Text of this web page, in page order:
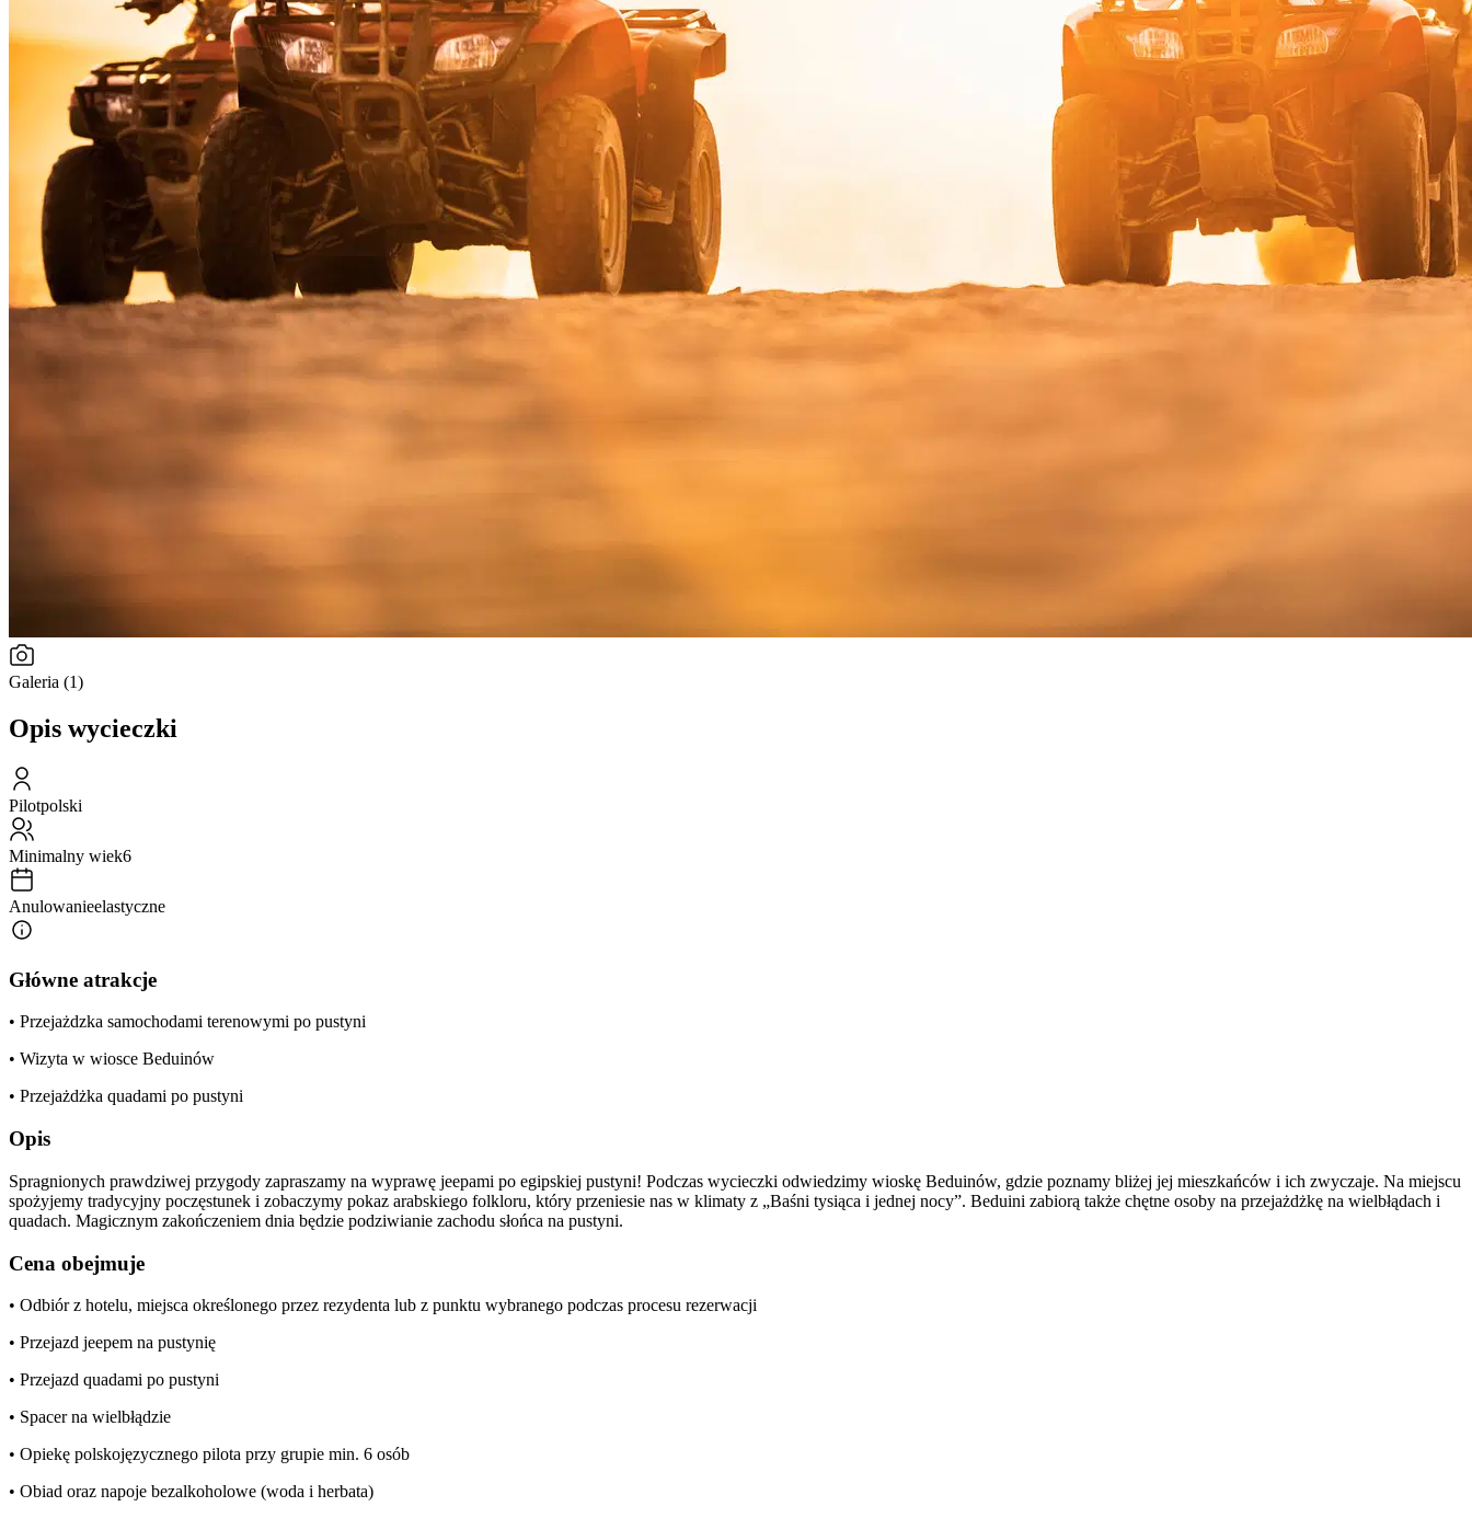
Galeria (1)
Opis wycieczki
Pilotpolski
Minimalny wiek6
Anulowanieelastyczne
Główne atrakcje
• Przejażdzka samochodami terenowymi po pustyni
• Wizyta w wiosce Beduinów
• Przejażdżka quadami po pustyni
Opis
Spragnionych prawdziwej przygody zapraszamy na wyprawę jeepami po egipskiej pustyni! Podczas wycieczki odwiedzimy wioskę Beduinów, gdzie poznamy bliżej jej mieszkańców i ich zwyczaje. Na miejscu
spożyjemy tradycyjny poczęstunek i zobaczymy pokaz arabskiego folkloru, który przeniesie nas w klimaty z „Baśni tysiąca i jednej nocy”. Beduini zabiorą także chętne osoby na przejażdżkę na wielbłądach i
quadach. Magicznym zakończeniem dnia będzie podziwianie zachodu słońca na pustyni.
Cena obejmuje
• Odbiór z hotelu, miejsca określonego przez rezydenta lub z punktu wybranego podczas procesu rezerwacji
• Przejazd jeepem na pustynię
• Przejazd quadami po pustyni
• Spacer na wielbłądzie
• Opiekę polskojęzycznego pilota przy grupie min. 6 osób
• Obiad oraz napoje bezalkoholowe (woda i herbata)